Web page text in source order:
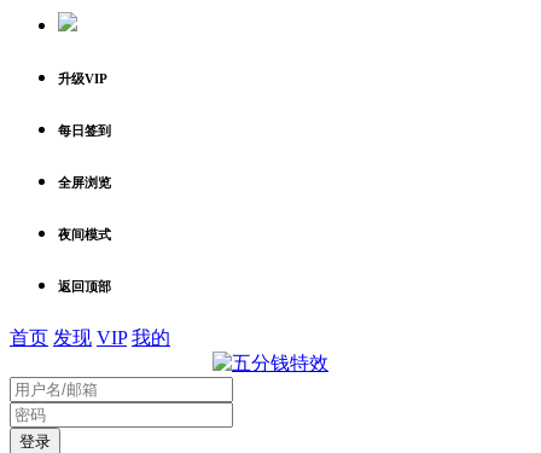
升级VIP
每日签到
全屏浏览
夜间模式
返回顶部
首页 发现 VIP 我的